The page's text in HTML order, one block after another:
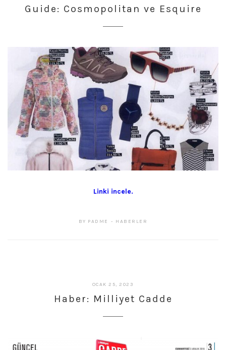
2023
Guide: Cosmopolitan ve Esquire
Linki incele.
BY PADME HABERLER
OCAK 25, 2023
2023
Haber: Milliyet Cadde